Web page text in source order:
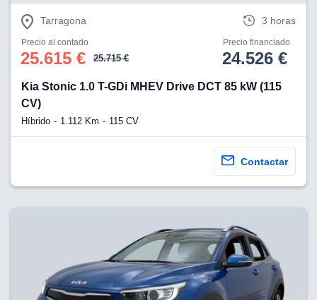
Tarragona 3 horas
Precio al contado
25.615 € 25.715 €
Precio financiado
24.526 €
Kia Stonic 1.0 T-GDi MHEV Drive DCT 85 kW (115
CV)
Híbrido 1.112 Km 115 CV
Contactar